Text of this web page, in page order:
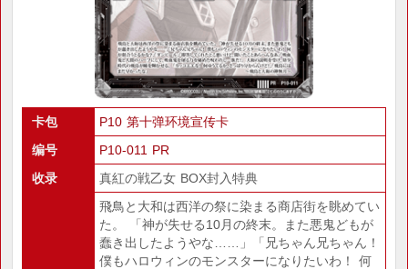
卡包
P10 第十弹环境宣传卡
编号
P10-011 PR
收录
真紅の戦乙女 BOX封入特典
飛鳥と大和は西洋の祭に染まる商店街を眺めてい
た。 「神が失せる10月の終末。また悪鬼どもが
蠢き出したようやな……」「兄ちゃん兄ちゃん！
僕もハロウィンのモンスターになりたいわ！ 何